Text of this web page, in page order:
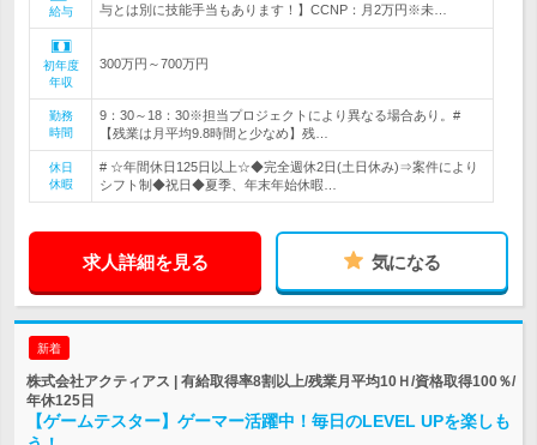
給与
与とは別に技能手当もあります！】CCNP：月2万円※未…
初年度
年収
300万円～700万円
勤務
時間
9：30～18：30※担当プロジェクトにより異なる場合あり。#
【残業は月平均9.8時間と少なめ】残…
休日
休暇
# ☆年間休日125日以上☆◆完全週休2日(土日休み)⇒案件により
シフト制◆祝日◆夏季、年末年始休暇…
求人詳細を見る 気になる
新着
株式会社アクティアス | 有給取得率8割以上/残業月平均10Ｈ/資格取得100％/
年休125日
【ゲームテスター】ゲーマー活躍中！毎日のLEVEL UPを楽しも